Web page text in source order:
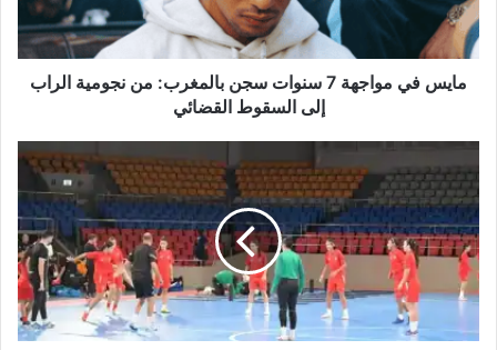
بالمغرب:
من
نجومية
الراب
مايس في مواجهة 7 سنوات سجن بالمغرب: من نجومية الراب
إلى السقوط القضائي
كرة
القدم
داخل
القاعة
يستعددن
لحسم
التأهل
أمام